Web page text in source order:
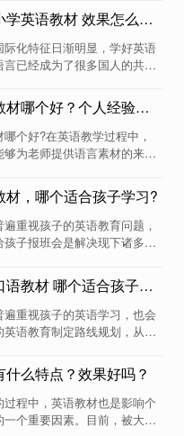
，比如有读物、绘本、分级阅
给孩子选什么好?网上相对的
案，我总结出这几方面，以及
美国原版小学英语教材 效果怎么样？
际化特征日渐明显，学好英语
言已经成为了很多国人的共同
视从小培养孩子优秀的英语能
课本知识之外，家长们也关
英语教材，也了解到不少的
少儿英语教材哪个好？个人经验分享
个好?在英语教学过程中，
够为老师提供语言素材的来
现在市面上有各种各样的少儿
教材选择，很多家长都因为
而容易被误导。针对家长们
题...
材，哪个适合孩子学习?
重视孩子的英语教育问题，
孩子报班会是解决现下诸多英
不少家长们对英语培训班选用
的了解，因此不知该作何选
语培训教材，哪个适合孩子学
少儿英语口语教材 哪个适合孩子学习？
遍重视孩子的英语学习，也会
英语教育制定路线规划，从小
会衡量一个人英语水平高低
能够流利地说英语，因此英
平的提升是当前英语教育的一
什么特点？效果好吗？
过程中，英语教材也是影响个
一个重要因素。目前，被大多